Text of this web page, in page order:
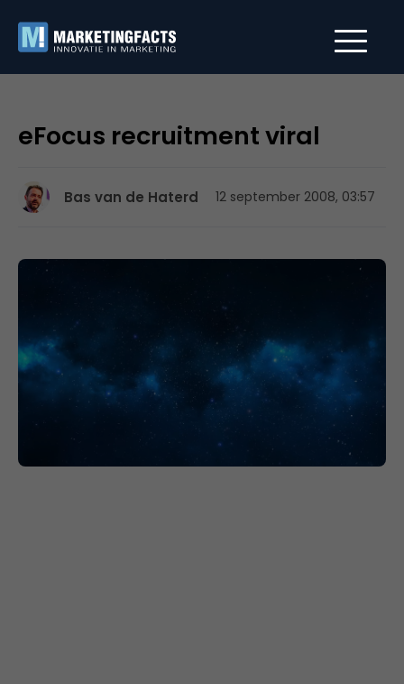
eFocus recruitment viral
Bas van de Haterd 12 september 2008, 03:57